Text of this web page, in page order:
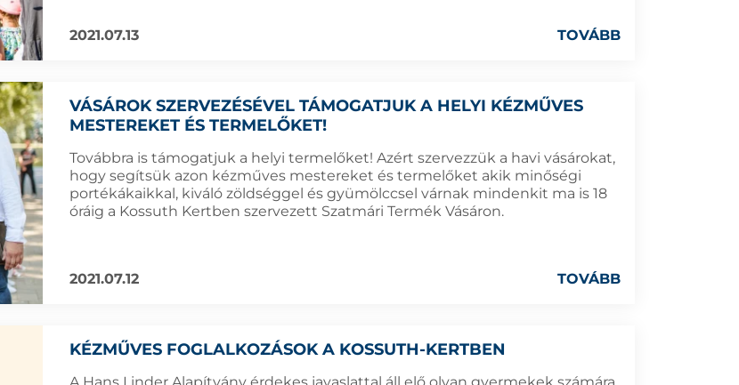
2021.07.13 TOVÁBB
VÁSÁROK SZERVEZÉSÉVEL TÁMOGATJUK A HELYI KÉZMŰVES
MESTEREKET ÉS TERMELŐKET!
Továbbra is támogatjuk a helyi termelőket! Azért szervezzük a havi vásárokat,
hogy segítsük azon kézműves mestereket és termelőket akik minőségi
portékákaikkal, kiváló zöldséggel és gyümölccsel várnak mindenkit ma is 18
óráig a Kossuth Kertben szervezett Szatmári Termék Vásáron.
2021.07.12 TOVÁBB
KÉZMŰVES FOGLALKOZÁSOK A KOSSUTH-KERTBEN